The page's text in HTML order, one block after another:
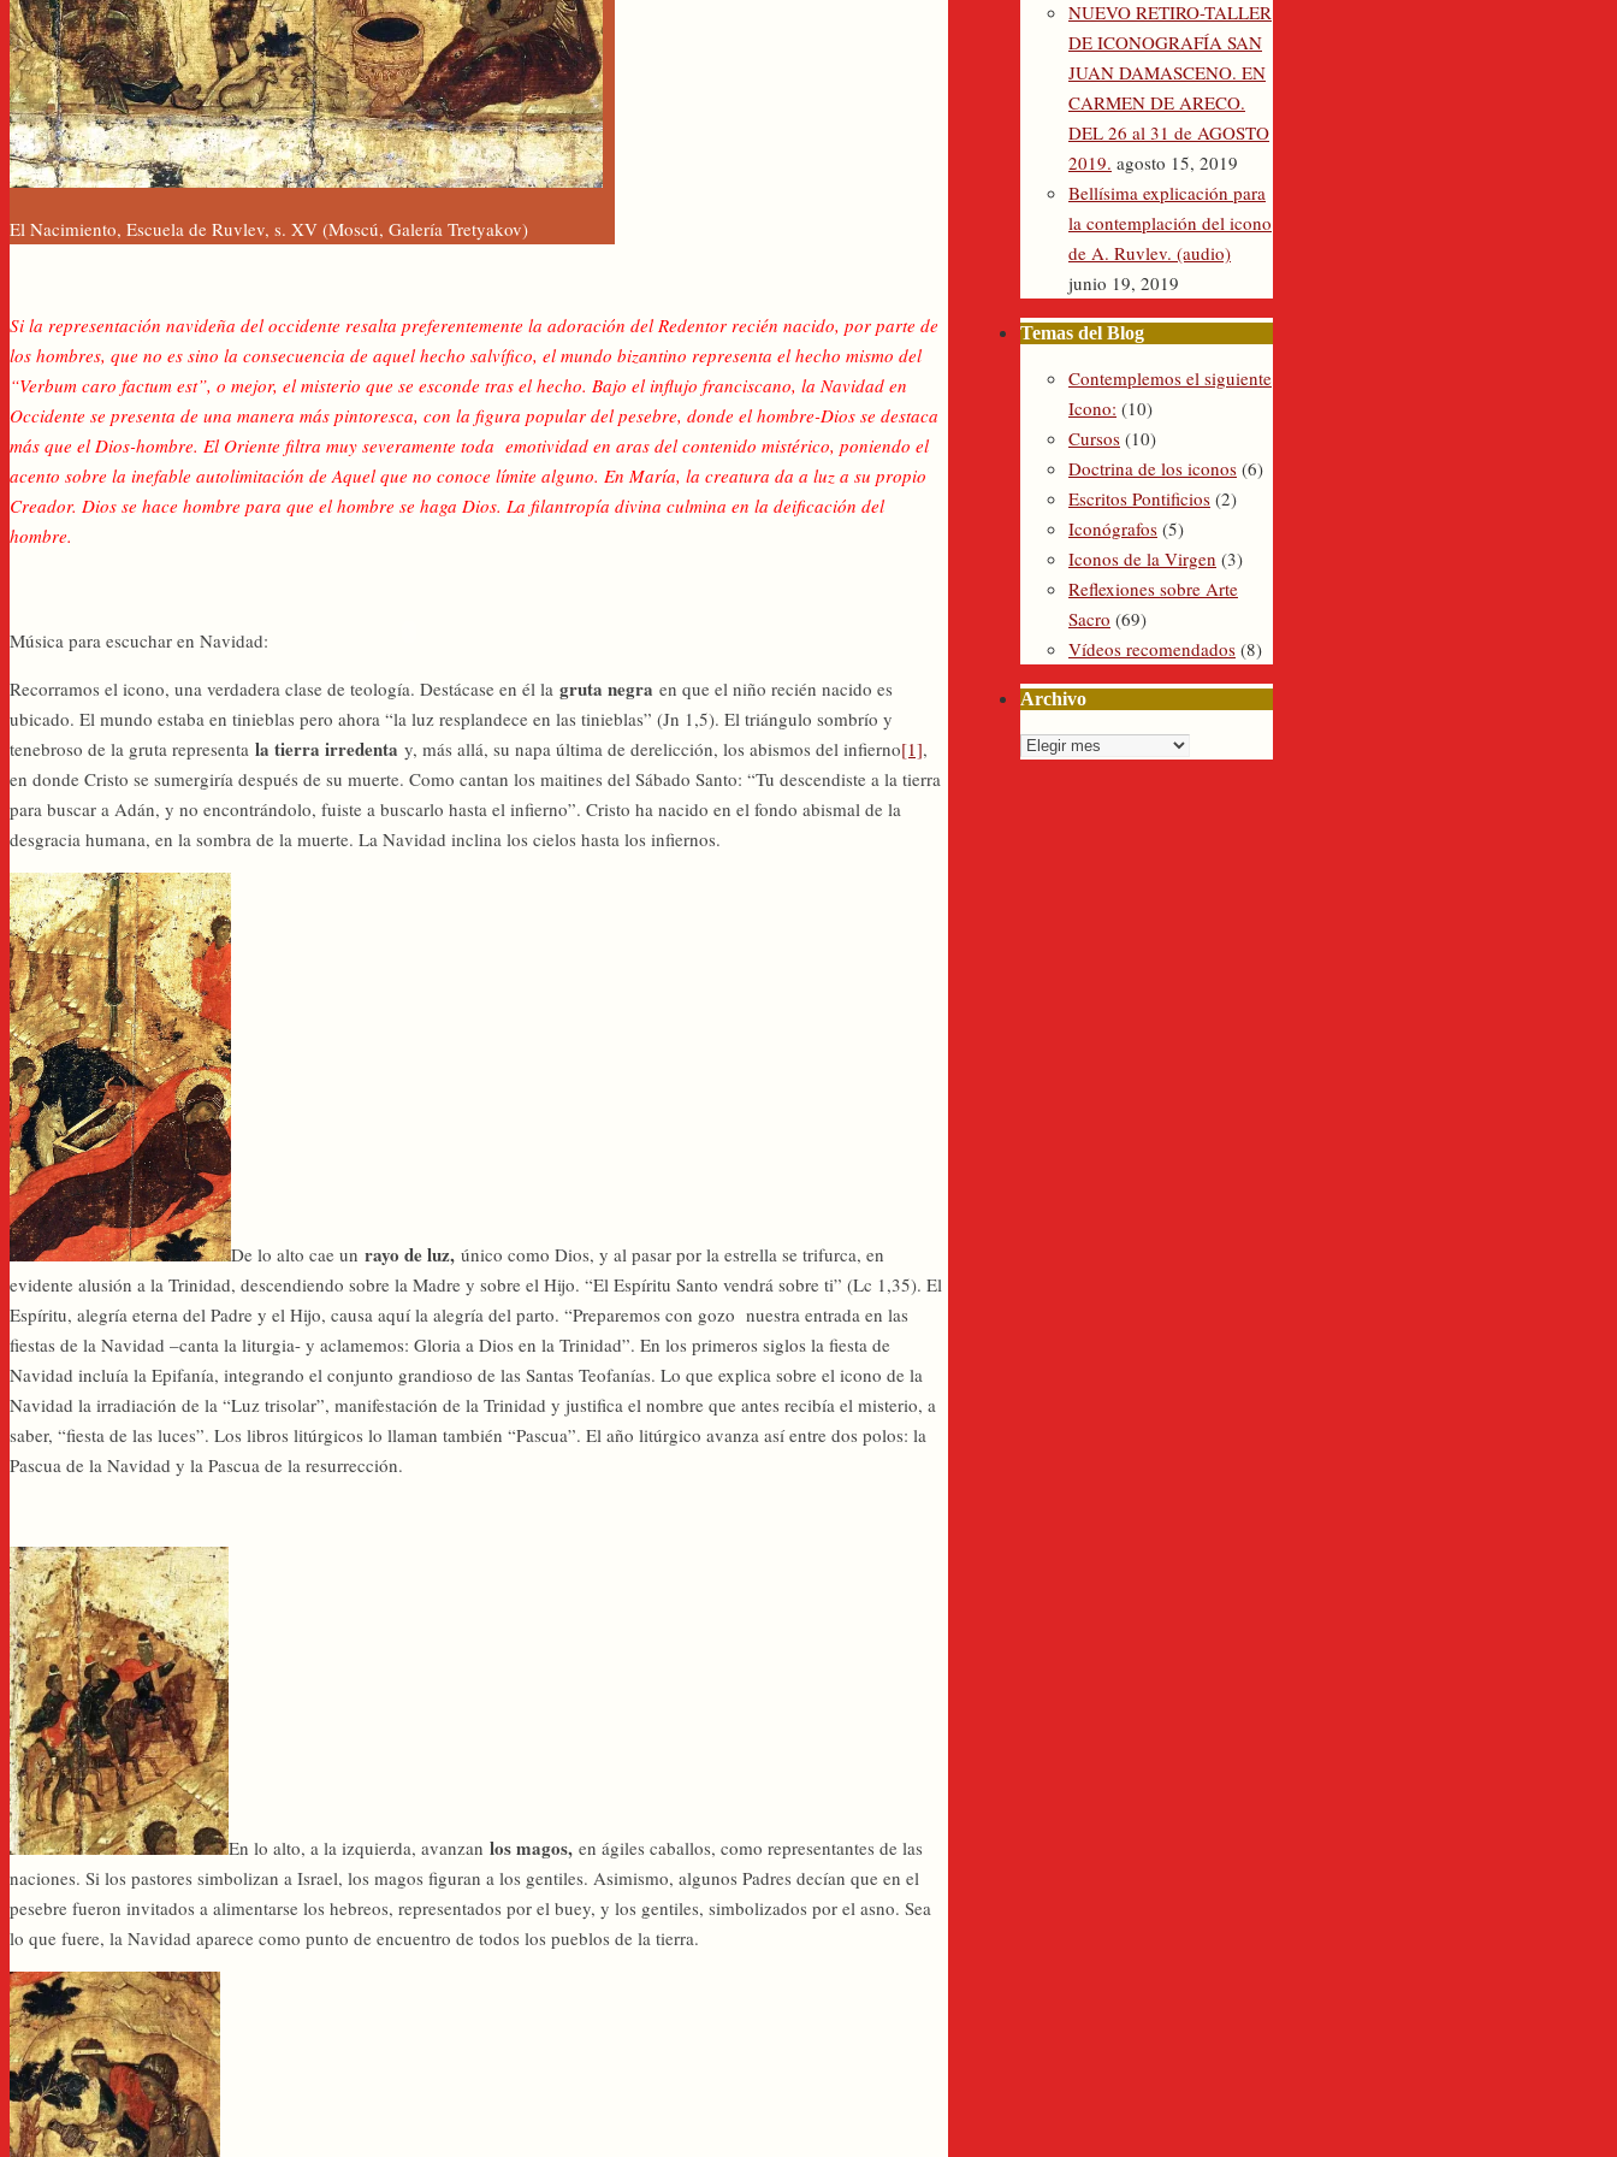
El Nacimiento, Escuela de Ruvlev, s. XV (Moscú, Galería Tretyakov)
Si la representación navideña del occidente resalta preferentemente la adoración del Redentor recién nacido, por parte de
los hombres, que no es sino la consecuencia de aquel hecho salvífico, el mundo bizantino representa el hecho mismo del
“Verbum caro factum est”, o mejor, el misterio que se esconde tras el hecho. Bajo el influjo franciscano, la Navidad en
Occidente se presenta de una manera más pintoresca, con la figura popular del pesebre, donde el hombre-Dios se destaca
más que el Dios-hombre. El Oriente filtra muy severamente toda emotividad en aras del contenido mistérico, poniendo el
acento sobre la inefable autolimitación de Aquel que no conoce límite alguno. En María, la creatura da a luz a su propio
Creador. Dios se hace hombre para que el hombre se haga Dios. La filantropía divina culmina en la deificación del
hombre.
Música para escuchar en Navidad:
Recorramos el icono, una verdadera clase de teología. Destácase en él la gruta negra en que el niño recién nacido es
ubicado. El mundo estaba en tinieblas pero ahora “la luz resplandece en las tinieblas” (Jn 1,5). El triángulo sombrío y
tenebroso de la gruta representa la tierra irredenta y, más allá, su napa última de derelicción, los abismos del infierno[1],
en donde Cristo se sumergiría después de su muerte. Como cantan los maitines del Sábado Santo: “Tu descendiste a la tierra
para buscar a Adán, y no encontrándolo, fuiste a buscarlo hasta el infierno”. Cristo ha nacido en el fondo abismal de la
desgracia humana, en la sombra de la muerte. La Navidad inclina los cielos hasta los infiernos.
De lo alto cae un rayo de luz, único como Dios, y al pasar por la estrella se trifurca, en
evidente alusión a la Trinidad, descendiendo sobre la Madre y sobre el Hijo. “El Espíritu Santo vendrá sobre ti” (Lc 1,35). El
Espíritu, alegría eterna del Padre y el Hijo, causa aquí la alegría del parto. “Preparemos con gozo nuestra entrada en las
fiestas de la Navidad –canta la liturgia- y aclamemos: Gloria a Dios en la Trinidad”. En los primeros siglos la fiesta de
Navidad incluía la Epifanía, integrando el conjunto grandioso de las Santas Teofanías. Lo que explica sobre el icono de la
Navidad la irradiación de la “Luz trisolar”, manifestación de la Trinidad y justifica el nombre que antes recibía el misterio, a
saber, “fiesta de las luces”. Los libros litúrgicos lo llaman también “Pascua”. El año litúrgico avanza así entre dos polos: la
Pascua de la Navidad y la Pascua de la resurrección.
En lo alto, a la izquierda, avanzan los magos, en ágiles caballos, como representantes de las
naciones. Si los pastores simbolizan a Israel, los magos figuran a los gentiles. Asimismo, algunos Padres decían que en el
pesebre fueron invitados a alimentarse los hebreos, representados por el buey, y los gentiles, simbolizados por el asno. Sea
lo que fuere, la Navidad aparece como punto de encuentro de todos los pueblos de la tierra.
NUEVO RETIRO-TALLER
DE ICONOGRAFÍA SAN
JUAN DAMASCENO. EN
CARMEN DE ARECO.
DEL 26 al 31 de AGOSTO
2019. agosto 15, 2019
Bellísima explicación para
la contemplación del icono
de A. Ruvlev. (audio)
junio 19, 2019
Temas del Blog
Contemplemos el siguiente
Icono: (10)
Cursos (10)
Doctrina de los iconos (6)
Escritos Pontificios (2)
Iconógrafos (5)
Iconos de la Virgen (3)
Reflexiones sobre Arte
Sacro (69)
Vídeos recomendados (8)
Archivo
Archivo